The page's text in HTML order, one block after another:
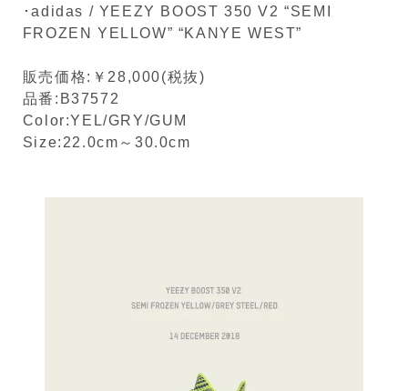
･adidas / YEEZY BOOST 350 V2 “SEMI
FROZEN YELLOW” “KANYE WEST”
販売価格:￥28,000(税抜)
品番:B37572
Color:YEL/GRY/GUM
Size:22.0cm～30.0cm